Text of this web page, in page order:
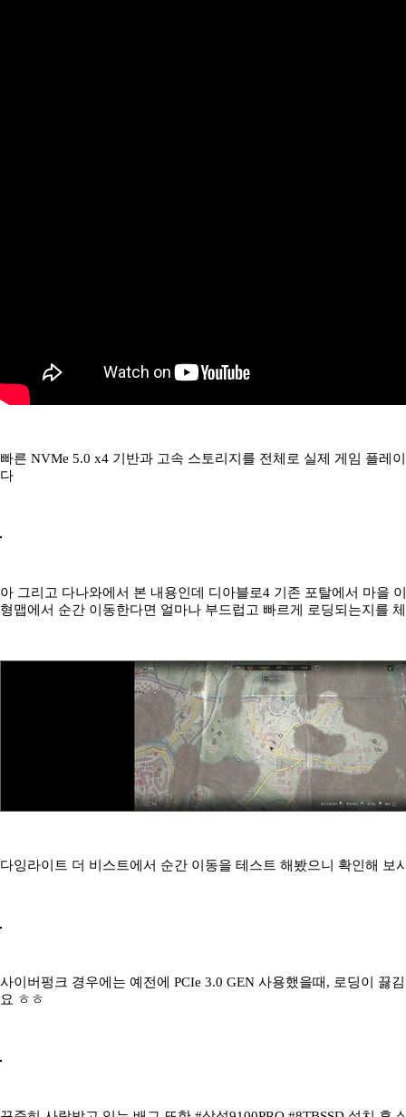
빠른 NVMe 5.0 x4 기반과 고속 스토리지를 전체로 실제 게임 플레
다
아 그리고 다나와에서 본 내용인데 디아블로4 기존 포탈에서 마을
형맵에서 순간 이동한다면 얼마나 부드럽고 빠르게 로딩되는지를
다잉라이트 더 비스트에서 순간 이동을 테스트 해봤으니 확인해 보
사이버펑크 경우에는 예전에 PCIe 3.0 GEN 사용했을때, 로딩이 끓
요 ㅎㅎ